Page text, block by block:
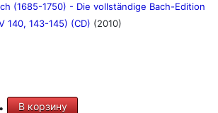
(1685-1750) - Die vollständige Bach-Edition
140, 143-145) (CD) (2010)
В корзину